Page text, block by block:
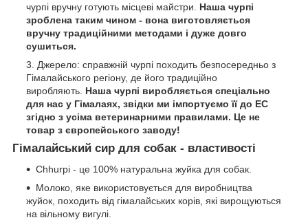
чурпі вручну готують місцеві майстри. Наша чурпі
зроблена таким чином - вона виготовляється
вручну традиційними методами і дуже довго
сушиться.
Джерело: справжній чурпі походить безпосередньо з
Гімалайського регіону, де його традиційно
виробляють. Наша чурпі виробляється спеціально
для нас у Гімалаях, звідки ми імпортуємо її до ЕС
згідно з усіма ветеринарними правилами. Це не
товар з європейського заводу!
Гімалайський сир для собак - властивості
Chhurpi - це 100% натуральна жуйка для собак.
Молоко, яке використовується для виробництва
жуйок, походить від гімалайських корів, які вирощуються
на вільному вигулі.